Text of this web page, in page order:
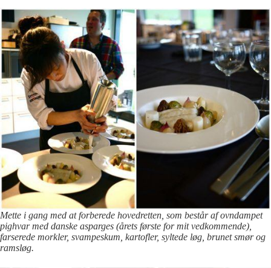
Mette i gang med at forberede hovedretten, som består af ovndampet
pighvar med danske asparges (årets første for mit vedkommende),
farserede morkler, svampeskum, kartofler, syltede løg, brunet smør og
ramsløg.